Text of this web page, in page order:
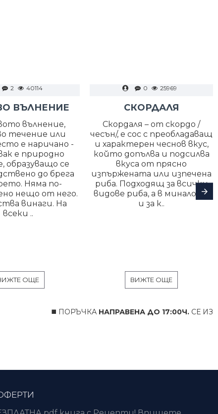
2 40114
ВЪЛНЕНИЕ
вълнение,
течение или
е наричано -
е природно
образуващо се
до брега
Няма по-
нещо от него.
винаги. На
всеки ..
ОЩЕ
0 25969
СКОРДАЛЯ
Скордаля – от скордо /
чесън/, е сос с преобладаващ
и характерен чеснов вкус,
който допълва и подсилва
вкуса от прясно
изпържената или изпечена
риба. Подходящ за всички
видове риба, а в миналото
и за к..
ВИЖТЕ ОЩЕ
◼️ ПОРЪЧКАНАПРАВЕНА ДО 17:00Ч.СЕ